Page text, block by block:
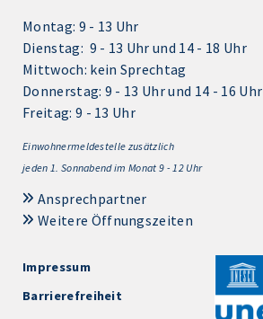
Montag: 9 - 13 Uhr
Dienstag: 9 - 13 Uhr und 14 - 18 Uhr
Mittwoch: kein Sprechtag
Donnerstag: 9 - 13 Uhr und 14 - 16 Uhr
Freitag: 9 - 13 Uhr
Einwohnermeldestelle zusätzlich
jeden 1. Sonnabend im Monat 9 - 12 Uhr
Ansprechpartner
Weitere Öffnungszeiten
Impressum
Barrierefreiheit